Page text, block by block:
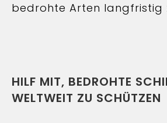
bedrohte Arten langfristig
HILF MIT, BEDROHTE
WELTWEIT ZU SCHÜTZEN